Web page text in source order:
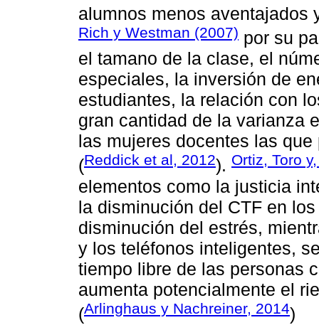
alumnos menos
Rich y Westman (2007) por su
el tamano de la clase, el
especiales, la inversión de
estudiantes, la relación con
gran cantidad de la varianza
las mujeres docentes las
(Reddick et al, 2012). Ortiz, Toro
elementos como la justicia
la disminución del CTF en
disminución del estrés,
y los teléfonos inteligentes,
tiempo libre de las personas
aumenta potencialmente el
(Arlinghaus y Nachreiner, 2014)